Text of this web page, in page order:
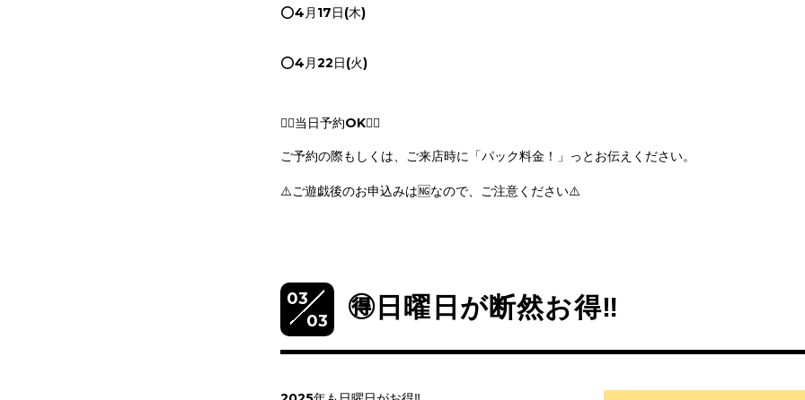
⭕️4月17日(木)
⭕️4月22日(火)
🙆‍♀️当日予約OK🙆‍♀️
ご予約の際もしくは、ご来店時に「パック料金！」っとお伝えください。
⚠️ご遊戯後のお申込みは🆖なので、ご注意ください⚠️
03
03
🉐日曜日が断然お得‼️